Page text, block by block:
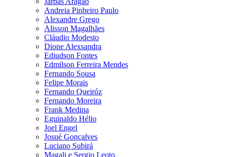
Andreia Pinheiro Paulo
Alexandre Grego
Alisson Magalhães
Cláudio Modesto
Dione Alexsandra
Ediudson Fontes
Edmilson Ferreira Mendes
Fernando Sousa
Felipe Morais
Fernando Queiróz
Fernando Moreira
Frank Medina
Eguinaldo Hélio
Joel Engel
Josué Gonçalves
Luciano Subirá
Magali e Sergio Leoto